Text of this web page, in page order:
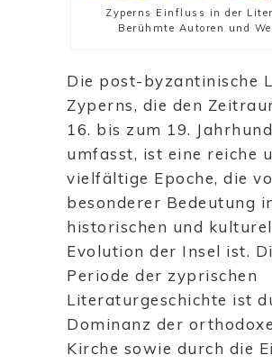
Zyperns Einfluss in der
Berühmte Autoren und
Die post-byzantinische
Zyperns, die den
16. bis zum 19.
umfasst, ist eine reiche
vielfältige Epoche, die
besonderer Bedeutung
historischen und
Evolution der Insel ist.
Periode der zyprischen
Literaturgeschichte ist
Dominanz der
Kirche sowie durch die